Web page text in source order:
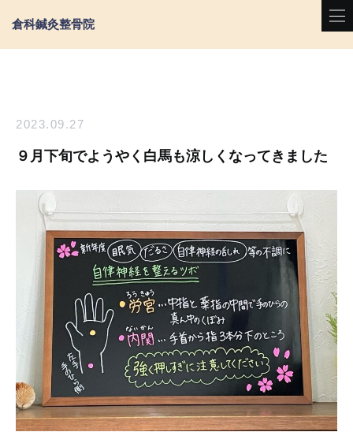
倉科鍼灸整骨院
2023.09.27
９月下旬でようやく白馬も涼しくなってきました